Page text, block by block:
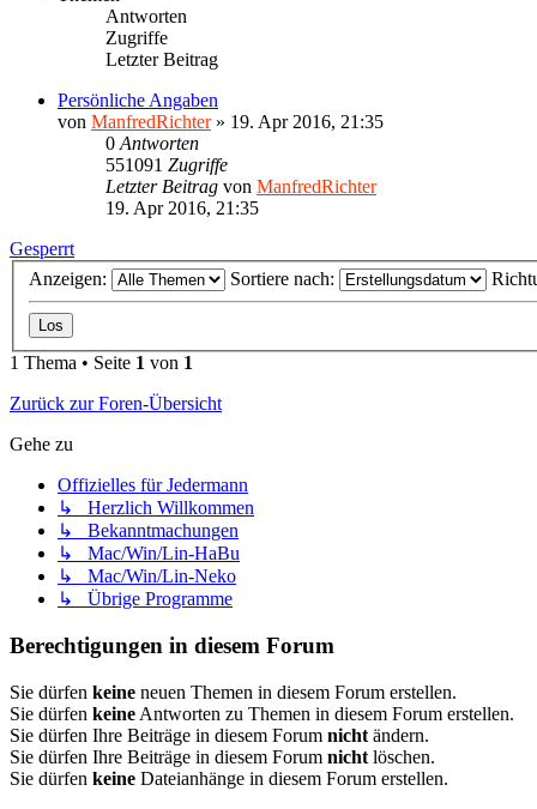
Antworten
Zugriffe
Letzter Beitrag
Persönliche Angaben
von ManfredRichter» 19. Apr 2016, 21:35
0 Antworten
551091 Zugriffe
Letzter Beitrag von ManfredRichter
19. Apr 2016, 21:35
Gesperrt
Anzeigen:
Sortiere nach:
1 Thema • Seite 1 von 1
Zurück zur Foren-Übersicht
Gehe zu
Offizielles für Jedermann
↳ Herzlich Willkommen
↳ Bekanntmachungen
↳ Mac/Win/Lin-HaBu
↳ Mac/Win/Lin-Neko
↳ Übrige Programme
Berechtigungen in diesem Forum
Sie dürfen keine neuen Themen in diesem Forum erstellen.
Sie dürfen keine Antworten zu Themen in diesem Forum erstellen.
Sie dürfen Ihre Beiträge in diesem Forum nicht ändern.
Sie dürfen Ihre Beiträge in diesem Forum nicht löschen.
Sie dürfen keine Dateianhänge in diesem Forum erstellen.